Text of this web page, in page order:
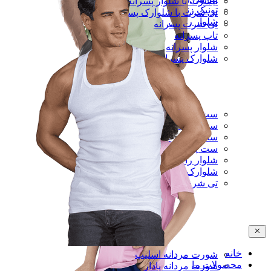
تونیک زنانه
شلوار راحتی
ست تی شرت و شلوار مردانه
ست رکابی و شلوارک مردانه
ست تی شرت و شلوارک مردانه
ست پیراهن و شلوار مردانه
شلوار راحتی مردانه
شلوارک راحتی مردانه
تی شرت مردانه
تی شرت با شلوارک پسرانه
تی شرت پسرانه
تاپ پسرانه
شلوار پسرانه
شلوارک پسرانه
شورت مردانه اسلیپ
شورت مردانه پادار
خانه
محصولات ما